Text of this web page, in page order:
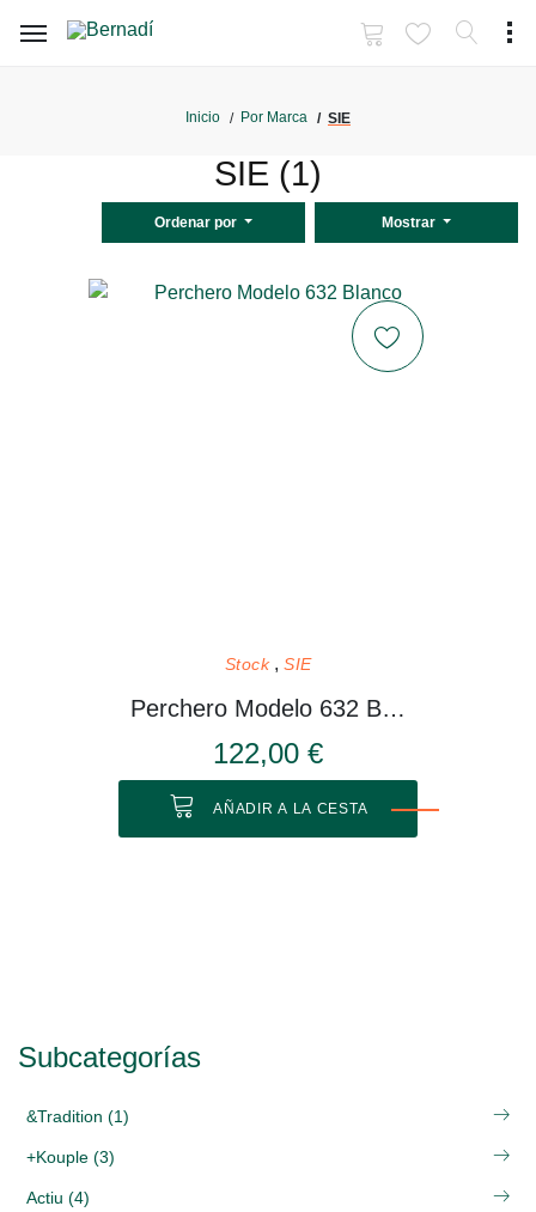
Inicio Por Marca SIE
SIE (1)
Ordenar por Mostrar
Stock SIE
Perchero Modelo 632 Blanco
122,00 €
AÑADIR A LA CESTA
Subcategorías
&Tradition (1)
+Kouple (3)
Actiu (4)